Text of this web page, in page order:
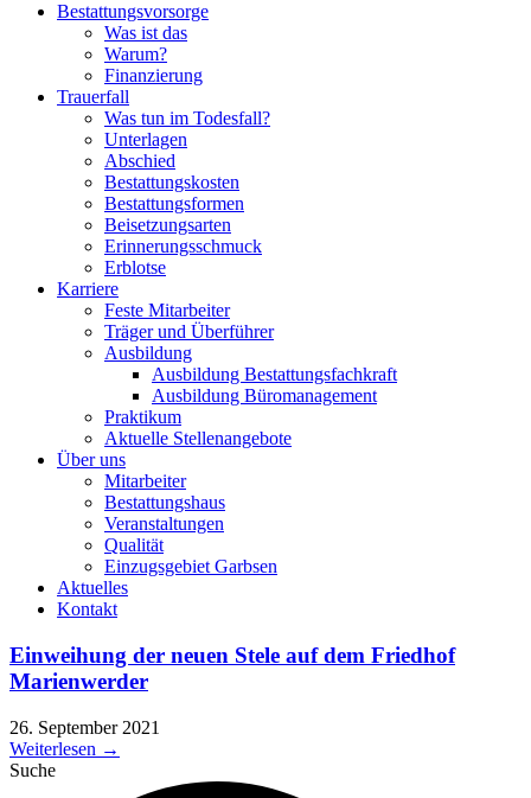
Bestattungsvorsorge
Was ist das
Warum?
Finanzierung
Trauerfall
Was tun im Todesfall?
Unterlagen
Abschied
Bestattungskosten
Bestattungsformen
Beisetzungsarten
Erinnerungsschmuck
Erblotse
Karriere
Feste Mitarbeiter
Träger und Überführer
Ausbildung
Ausbildung Bestattungsfachkraft
Ausbildung Büromanagement
Praktikum
Aktuelle Stellenangebote
Über uns
Mitarbeiter
Bestattungshaus
Veranstaltungen
Qualität
Einzugsgebiet Garbsen
Aktuelles
Kontakt
Einweihung der neuen Stele auf dem Friedhof
Marienwerder
26. September 2021
Weiterlesen →
Suche